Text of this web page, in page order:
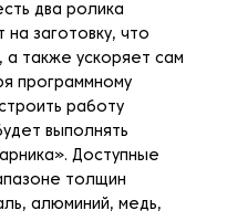
два ролика
заготовку, что
а также ускоряет сам
программному
работу
выполнять
Доступные
толщин
алюминий, медь,